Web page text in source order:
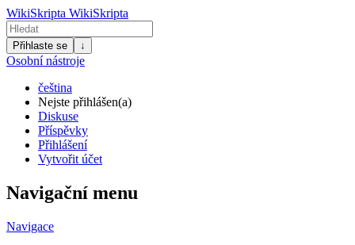
WikiSkripta WikiSkripta
Přihlaste se ↓
Osobní nástroje
čeština
Nejste přihlášen(a)
Diskuse
Příspěvky
Přihlášení
Vytvořit účet
Navigační menu
Navigace